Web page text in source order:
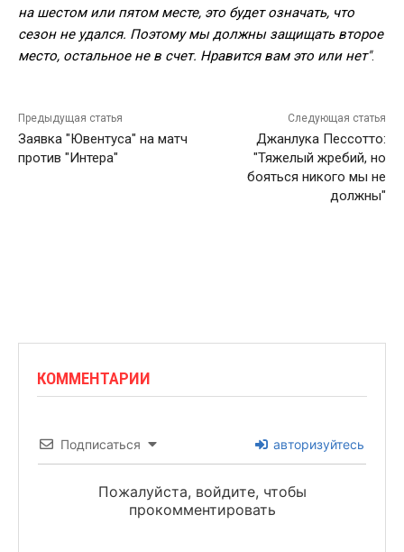
на шестом или пятом месте, это будет означать, что
сезон не удался. Поэтому мы должны защищать второе
место, остальное не в счет. Нравится вам это или нет".
Предыдущая статья
Заявка "Ювентуса" на матч
против "Интера"
Следующая статья
Джанлука Пессотто:
"Тяжелый жребий, но
бояться никого мы не
должны"
КОММЕНТАРИИ
Подписаться авторизуйтесь
Пожалуйста, войдите, чтобы
прокомментировать